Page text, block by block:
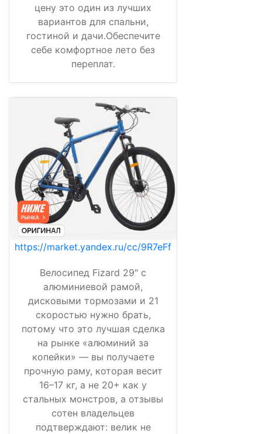
цену это один из лучших
вариантов для спальни,
гостиной и дачи.Обеспечите
себе комфортное лето без
переплат.
https://market.yandex.ru/cc/9R7eFf
Велосипед Fizard 29" с
алюминиевой рамой,
дисковыми тормозами и 21
скоростью нужно брать,
потому что это лучшая сделка
на рынке «алюминий за
копейки» — вы получаете
прочную раму, которая весит
16–17 кг, а не 20+ как у
стальных монстров, а отзывы
сотен владельцев
подтверждают: велик не